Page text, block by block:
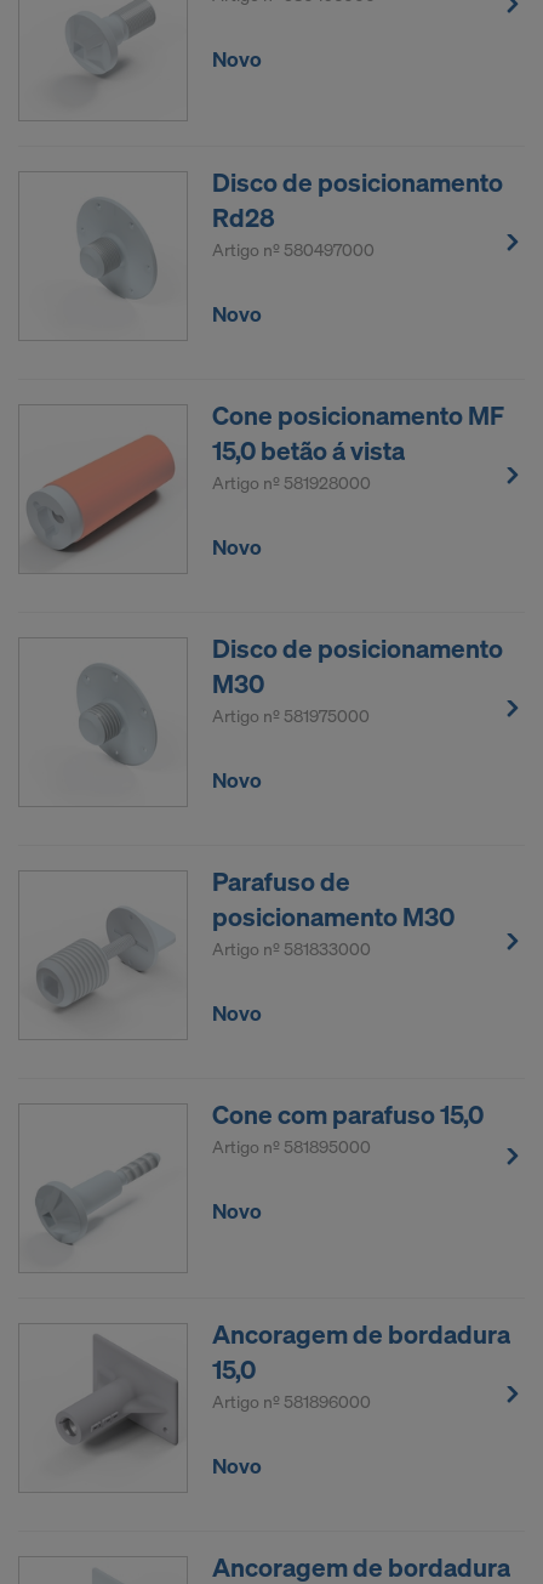
Novo
Disco de posicionamento
Rd28
Artigo nº 580497000
Novo
Cone posicionamento MF
15,0 betão á vista
Artigo nº 581928000
Novo
Disco de posicionamento
M30
Artigo nº 581975000
Novo
Parafuso de
posicionamento M30
Artigo nº 581833000
Novo
Cone com parafuso 15,0
Artigo nº 581895000
Novo
Ancoragem de bordadura
15,0
Artigo nº 581896000
Novo
Ancoragem de bordadura